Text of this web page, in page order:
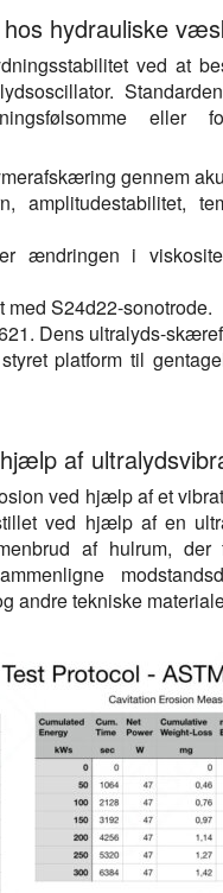
hydrauliske
ved at
eller
gennem
amplitudestabilitet,
ændringen i
S24d22-sonotrode.
Dens ultralyds-
platform til
af
ved hjælp af et
ved hjælp af en
af hulrum, der
andre tekniske